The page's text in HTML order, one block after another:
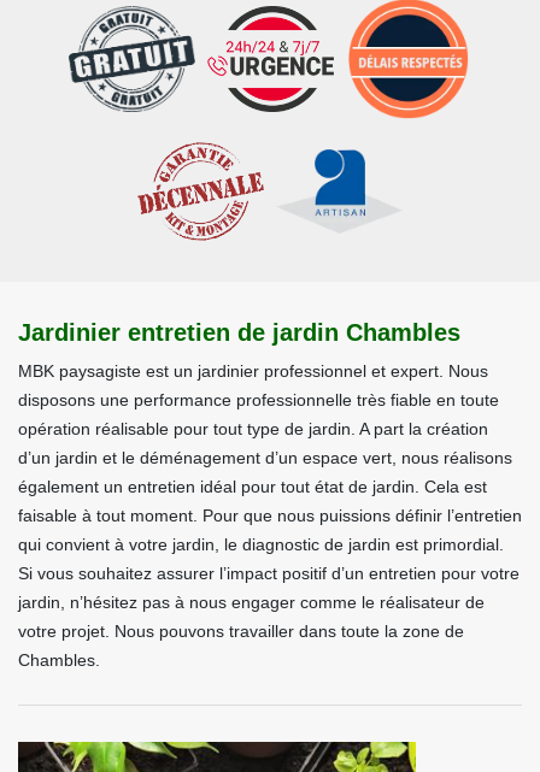
Jardinier entretien de jardin Chambles
MBK paysagiste est un jardinier professionnel et expert. Nous
disposons une performance professionnelle très fiable en toute
opération réalisable pour tout type de jardin. A part la création
d’un jardin et le déménagement d’un espace vert, nous réalisons
également un entretien idéal pour tout état de jardin. Cela est
faisable à tout moment. Pour que nous puissions définir l’entretien
qui convient à votre jardin, le diagnostic de jardin est primordial.
Si vous souhaitez assurer l’impact positif d’un entretien pour votre
jardin, n’hésitez pas à nous engager comme le réalisateur de
votre projet. Nous pouvons travailler dans toute la zone de
Chambles.